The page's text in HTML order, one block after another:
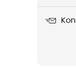
Přečtěte si